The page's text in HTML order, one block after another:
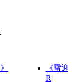
《雷迎
R